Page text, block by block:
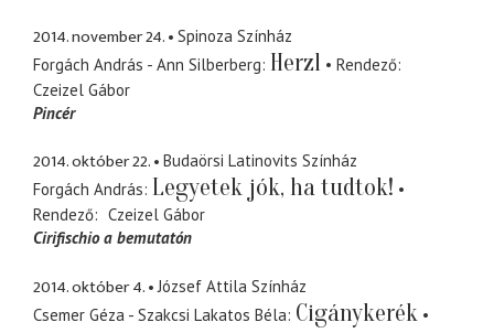
2014. november 24.
Spinoza Színház
Forgách András - Ann Silberberg Herzl
Rendező
Czeizel Gábor
Pincér
2014. október 22.
Budaörsi Latinovits Színház
Forgách András Legyetek jók, ha tudtok!
Rendező
Czeizel Gábor
Cirifischio a bemutatón
2014. október 4.
József Attila Színház
Csemer Géza - Szakcsi Lakatos Béla Cigánykerék